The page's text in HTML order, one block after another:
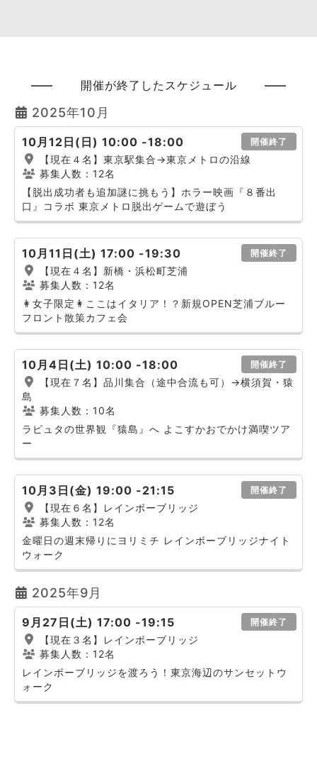
開催が終了したスケジュール
2025年10月
10月12日(日) 10:00 -18:00 開催終了
【現在４名】東京駅集合→東京メトロの沿線
募集人数：12名
【脱出成功者も追加謎に挑もう】ホラー映画『８番出
口』コラボ 東京メトロ脱出ゲームで遊ぼう
10月11日(土) 17:00 -19:30 開催終了
【現在４名】新橋・浜松町芝浦
募集人数：12名
👩女子限定👩ここはイタリア！？新規OPEN芝浦ブルー
フロント散策カフェ会
10月4日(土) 10:00 -18:00 開催終了
【現在７名】品川集合（途中合流も可）→横須賀・猿
島
募集人数：10名
ラピュタの世界観『猿島』へ よこすかおでかけ満喫ツア
ー
10月3日(金) 19:00 -21:15 開催終了
【現在６名】レインボーブリッジ
募集人数：12名
金曜日の週末帰りにヨリミチ レインボーブリッジナイト
ウォーク
2025年9月
9月27日(土) 17:00 -19:15 開催終了
【現在３名】レインボーブリッジ
募集人数：12名
レインボーブリッジを渡ろう！東京海辺のサンセットウ
ォーク